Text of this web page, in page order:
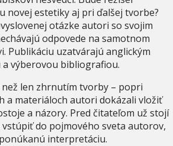
novej estetiky aj pri ďalšej tvorbe?
otázke autori so svojim
odpovede na samotnom
Publikáciu uzatvárajú anglickým
výberovou bibliografiou.
než len zhrnutím tvorby – popri
a materiáloch autori dokázali vložiť
a názory. Pred čitateľom už stojí
vstúpiť do pojmového sveta autorov,
interpretáciu.